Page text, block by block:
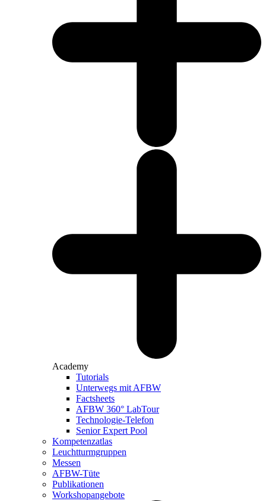
Academy
Tutorials
Unterwegs mit AFBW
Factsheets
AFBW 360° LabTour
Technologie-Telefon
Senior Expert Pool
Kompetenzatlas
Leuchtturm­gruppen
Messen
AFBW-Tüte
Publikationen
Workshopangebote